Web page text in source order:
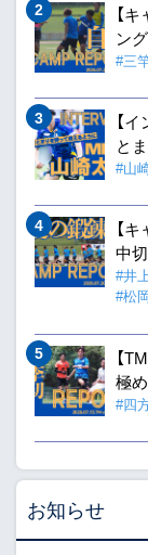
【
ン
#三
【
と
#山
【
中
#井
#松
【
極
#四
お知らせ